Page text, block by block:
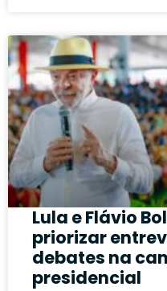
Lula e Flávio
priorizar
debates na
presidencial